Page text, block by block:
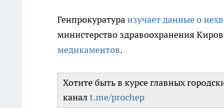
Генпрокуратураизучает данные о
министерство здравоохранения
медикаментов.
Хотите быть в курсе главных
канал t.me/prochep